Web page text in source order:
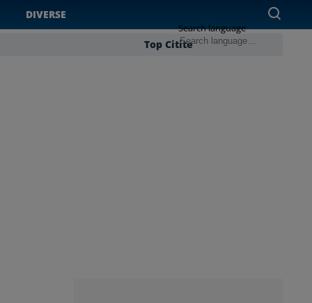
DIVERSE
Top Citite
Search language